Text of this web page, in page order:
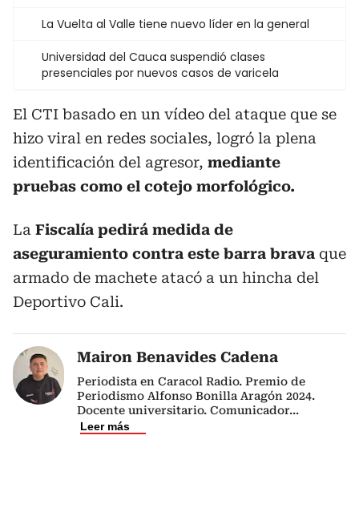
La Vuelta al Valle tiene nuevo líder en la general
Universidad del Cauca suspendió clases
presenciales por nuevos casos de varicela
El CTI basado en un vídeo del ataque que se
hizo viral en redes sociales, logró la plena
identificación del agresor, mediante
pruebas como el cotejo morfológico.
La Fiscalía pedirá medida de
aseguramiento contra este barra brava que
armado de machete atacó a un hincha del
Deportivo Cali.
Mairon Benavides Cadena
Periodista en Caracol Radio. Premio de
Periodismo Alfonso Bonilla Aragón 2024.
Docente universitario. Comunicador...
Leer más